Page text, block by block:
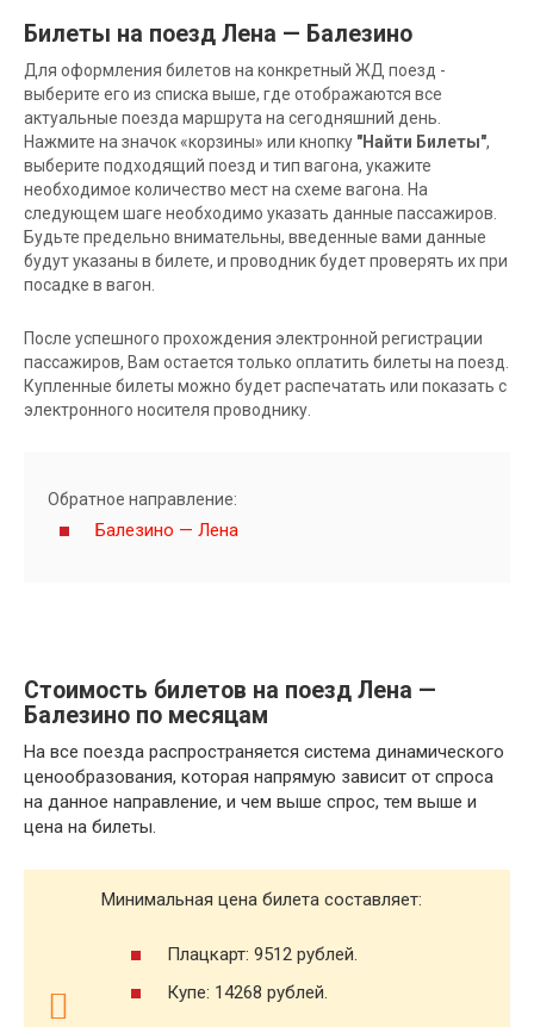
Билеты на поезд Лена — Балезино
Для оформления билетов на конкретный ЖД поезд -
выберите его из списка выше, где отображаются все
актуальные поезда маршрута на сегодняшний день.
Нажмите на значок «корзины» или кнопку "Найти Билеты",
выберите подходящий поезд и тип вагона, укажите
необходимое количество мест на схеме вагона. На
следующем шаге необходимо указать данные пассажиров.
Будьте предельно внимательны, введенные вами данные
будут указаны в билете, и проводник будет проверять их при
посадке в вагон.
После успешного прохождения электронной регистрации
пассажиров, Вам остается только оплатить билеты на поезд.
Купленные билеты можно будет распечатать или показать с
электронного носителя проводнику.
Обратное направление:
Балезино — Лена
Стоимость билетов на поезд Лена —
Балезино по месяцам
На все поезда распространяется система динамического
ценообразования, которая напрямую зависит от спроса
на данное направление, и чем выше спрос, тем выше и
цена на билеты.
Минимальная цена билета составляет:
Плацкарт: 9512 рублей.
Купе: 14268 рублей.